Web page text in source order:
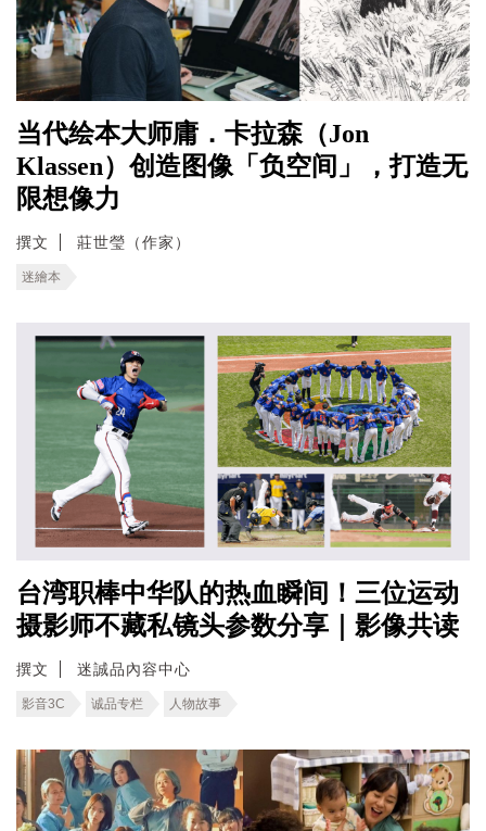
当代绘本大师庸．卡拉森（Jon
Klassen）创造图像「负空间」，打造无
限想像力
撰文 莊世瑩（作家）
迷繪本
台湾职棒中华队的热血瞬间！三位运动
摄影师不藏私镜头参数分享｜影像共读
撰文 迷誠品內容中心
影音3C 诚品专栏 人物故事